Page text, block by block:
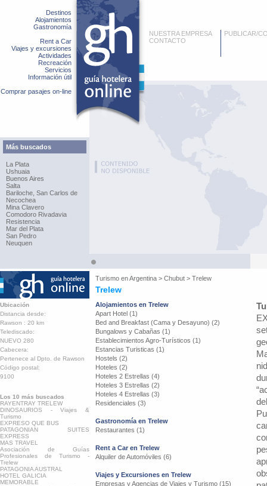
Destinos
Alojamientos
Gastronomía
Rent a Car
Viajes y excursiones
Actividades
Recreación
Servicios
Información útil
Comprar pasajes on-line
Más buscados
La Plata
Ushuaia
Buenos Aires
Salta
Bariloche, San Carlos de
Necochea
Mina Clavero
Comodoro Rivadavia
Resistencia
Mar del Plata
San Pedro
Neuquen
NUESTRA EMPRESA
CONTACTO
PUBLICAR/
Turismo enArgentina > Chubut > Trelew
Trelew
Ubicación
Distancia desde:
Rawson : 20 km
Telediscado:
NUEVO 280
Cabecera:
Pertenece al Dpto. de Rawson
Código postal:
9100
Los 10 más buscados
RAYENTRAY TRELEW
DINOSAURIOS - Viajes &
Turismo
EXPRESO QUE BUS
PATAGONIAN SUITES
EXPRESS
MAS TRAVEL
Asociación de Guías
Profesionales de Turismo -
Trelew
PATAGONIA AUSTRAL
HOTEL GALICIA
MEMORABLE
Alojamientos en Trelew
Apart Hotel (1)
Bed and Breakfast (Cama y Desayuno) (2)
Bungalows y Cabañas (1)
Establecimientos Agro-Turísticos (1)
Estancias Turisticas (1)
Hostels (2)
Hoteles (2)
Hoteles 2 Estrellas (4)
Hoteles 3 Estrellas (2)
Hoteles 4 Estrellas (3)
Residenciales (3)
Gastronomía en Trelew
Restaurantes (1)
Rent a Car en Trelew
Alquiler de Automóviles (6)
Viajes y Excursiones en Trelew
Empresas y Agencias de Viajes y Turismo (15)